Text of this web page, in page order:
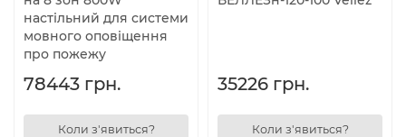
настільний для системи
мовного оповіщення
про пожежу
78443 грн.
Коли з'явиться?
35226 грн.
Коли з'явиться?